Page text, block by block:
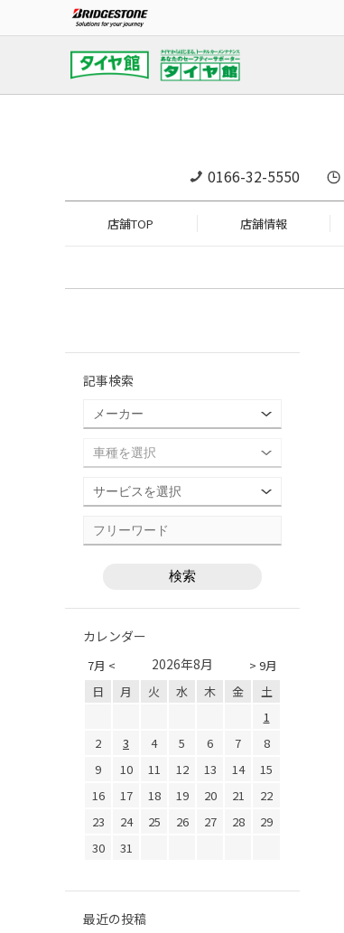
0166-32-5550
店舗TOP 店舗情報
記事検索
カレンダー
7月 < > 9月
2026年8月
日 月 火 水 木 金
土
1
2
3 4 5 6 7
8
9
10 11 12 13 14
15
16
17 18 19 20 21
22
23
24 25 26 27 28
29
30
31
最近の投稿